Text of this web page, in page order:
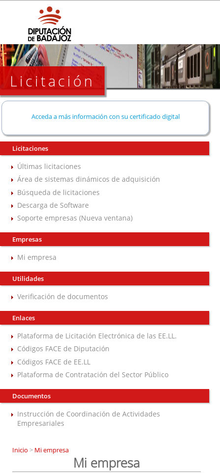
Licitación
Acceda a más información con su certificado digital
Licitaciones
Últimas licitaciones
Área de sistemas dinámicos de adquisición
Búsqueda de licitaciones
Descarga de Software
Soporte empresas (Nueva ventana)
Empresas
Mi empresa
Utilidades
Verificación de documentos
Enlaces
Plataforma de Licitación Electrónica de las EE.LL.
Códigos FACE de Diputación
Códigos FACE de EE.LL
Plataforma de Contratación del Sector Público
Documentos
Instrucción de Coordinación de Actividades
Empresariales
Inicio > Mi empresa
Mi empresa